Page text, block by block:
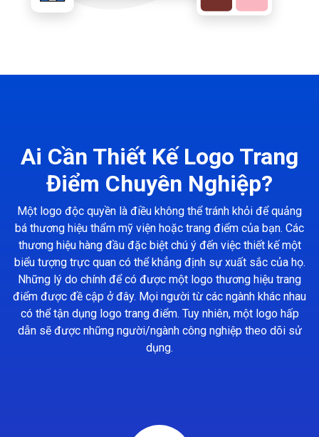
Ai Cần Thiết Kế Logo Trang
Điểm Chuyên Nghiệp?
Một logo độc quyền là điều không thể tránh khỏi để quảng
bá thương hiệu thẩm mỹ viện hoặc trang điểm của bạn. Các
thương hiệu hàng đầu đặc biệt chú ý đến việc thiết kế một
biểu tượng trực quan có thể khẳng định sự xuất sắc của họ.
Những lý do chính để có được một logo thương hiệu trang
điểm được đề cập ở đây. Mọi người từ các ngành khác nhau
có thể tận dụng logo trang điểm. Tuy nhiên, một logo hấp
dẫn sẽ được những người/ngành công nghiệp theo dõi sử
dụng.